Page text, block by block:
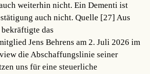
weiterhin nicht. Ein Dementi ist
auch nicht.Quelle [27] Aus
das
Jens Behrens am 2. Juli 2026 im
die Abschaffungslinie seiner
uns für eine steuerliche